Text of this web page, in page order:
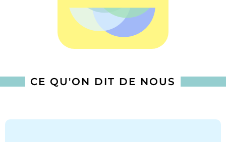
CE QU'ON DIT DE NOUS